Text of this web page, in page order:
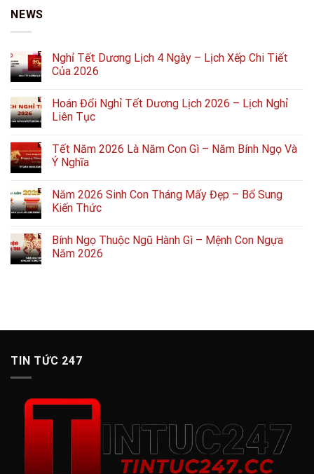
NEWS
Nghỉ Tết Dương Lịch 4 Ngày – Lịch Xếp Chi Tiết
Của 2026
Hoán Đổi Nghỉ Tết Dương Lịch 2026 – Lịch Nghỉ
Liên Tục
Tết Năm 2026 Là Năm Con Gì – Năm Bính Ngọ Và
Ý Nghĩa
Năm 2026 Sinh Con Tháng Mấy Đẹp – Bổ Sung
Kiến Thức
Bính Ngọ Thuộc Ngũ Hành Gì – Mệnh Con Ngựa
Năm 2026
TIN TỨC 247